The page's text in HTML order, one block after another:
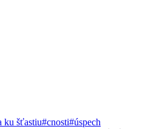
ku šťastiu#cnosti#úspech